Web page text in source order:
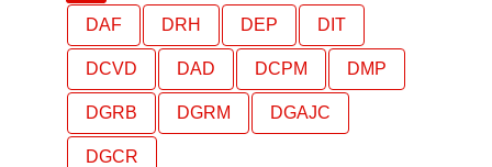
DAF DRH DEP DIT
DCVD DAD DCPM DMP
DGRB DGRM DGAJC
DGCR